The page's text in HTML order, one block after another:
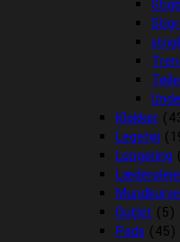
Klokker
Legetøj
Longering
Læderpleje
Mundkurve
Outlet (5)
Pads (45)